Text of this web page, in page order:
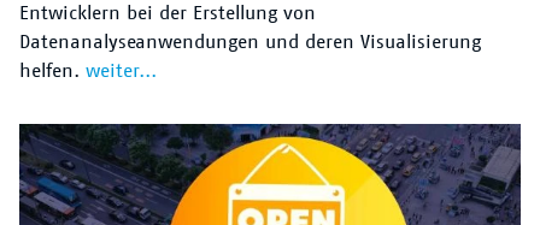
Entwicklern bei der Erstellung von
Datenanalyseanwendungen und deren Visualisierung
helfen. weiter...